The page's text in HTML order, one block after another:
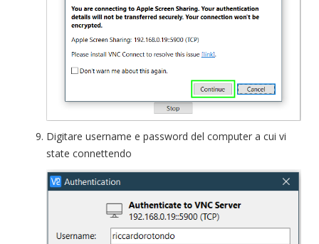
Digitare username e password del computer a cui vi
state connettendo